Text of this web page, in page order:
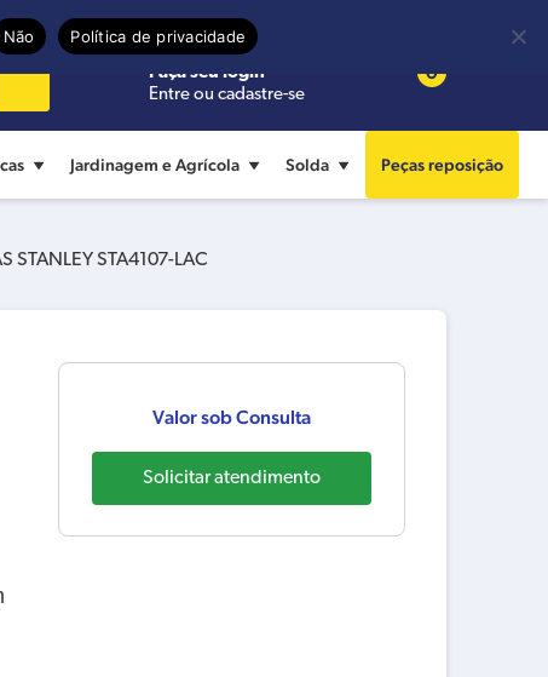
Precisa de ajuda?
Faça seu login
Entre ou cadastre-se
0
Jardinagem e Agrícola Solda Peças reposição
STANLEY STA4107-LAC
Valor sob Consulta
Solicitar atendimento
Não Política de privacidade